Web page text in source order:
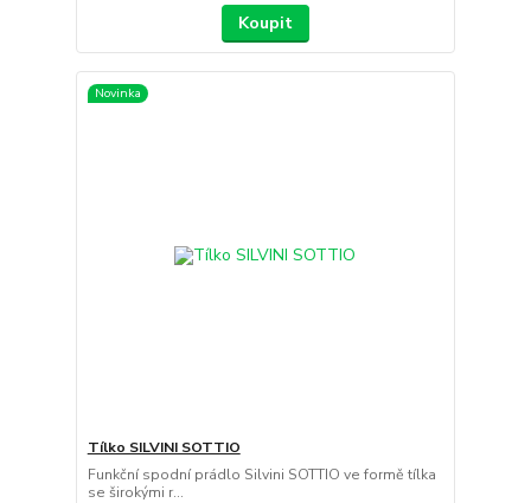
Koupit
Novinka
Tílko SILVINI SOTTIO
Funkční spodní prádlo Silvini SOTTIO ve formě tílka
se širokými r...